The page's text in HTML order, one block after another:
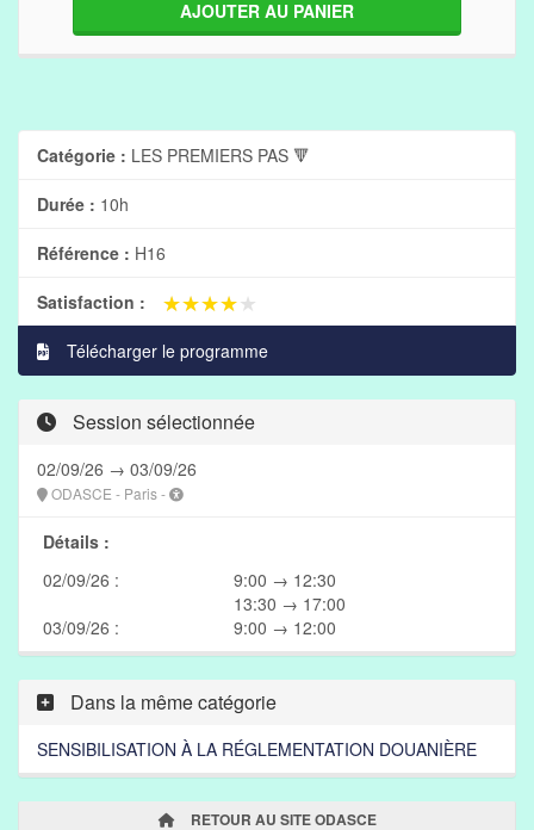
AJOUTER AU PANIER
Catégorie : LES PREMIERS PAS 🔻
Durée : 10h
Référence : H16
Satisfaction : ★★★★★
★★★★★
Télécharger le programme
Session sélectionnée
02/09/26 → 03/09/26
ODASCE - Paris -
Détails :
02/09/26 :
9:00 → 12:30
13:30 → 17:00
03/09/26 :
9:00 → 12:00
Dans la même catégorie
SENSIBILISATION À LA RÉGLEMENTATION DOUANIÈRE
RETOUR AU SITE ODASCE